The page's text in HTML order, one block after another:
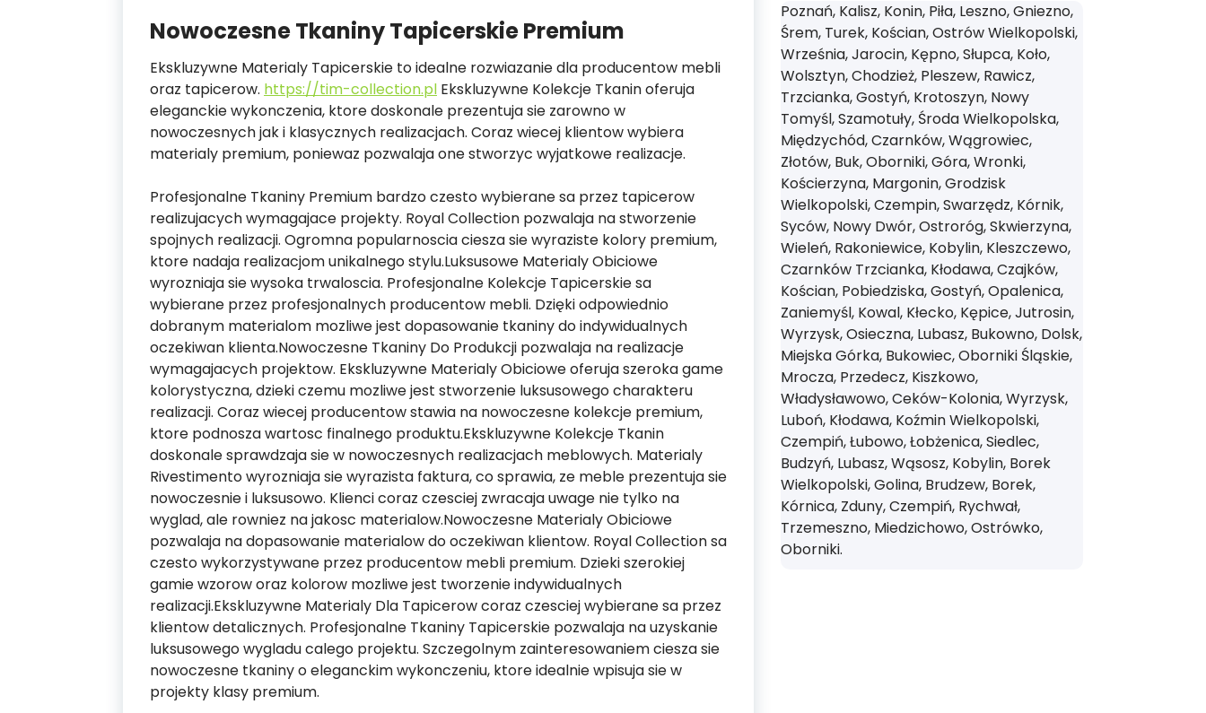
Nowoczesne Tkaniny Tapicerskie Premium
Ekskluzywne Materialy Tapicerskie to idealne rozwiazanie dla producentow mebli
oraz tapicerow. https://tim-collection.pl Ekskluzywne Kolekcje Tkanin oferuja
eleganckie wykonczenia, ktore doskonale prezentuja sie zarowno w
nowoczesnych jak i klasycznych realizacjach. Coraz wiecej klientow wybiera
materialy premium, poniewaz pozwalaja one stworzyc wyjatkowe realizacje.
Profesjonalne Tkaniny Premium bardzo czesto wybierane sa przez tapicerow
realizujacych wymagajace projekty. Royal Collection pozwalaja na stworzenie
spojnych realizacji. Ogromna popularnoscia ciesza sie wyraziste kolory premium,
ktore nadaja realizacjom unikalnego stylu.Luksusowe Materialy Obiciowe
wyrozniaja sie wysoka trwaloscia. Profesjonalne Kolekcje Tapicerskie sa
wybierane przez profesjonalnych producentow mebli. Dzięki odpowiednio
dobranym materialom mozliwe jest dopasowanie tkaniny do indywidualnych
oczekiwan klienta.Nowoczesne Tkaniny Do Produkcji pozwalaja na realizacje
wymagajacych projektow. Ekskluzywne Materialy Obiciowe oferuja szeroka game
kolorystyczna, dzieki czemu mozliwe jest stworzenie luksusowego charakteru
realizacji. Coraz wiecej producentow stawia na nowoczesne kolekcje premium,
ktore podnosza wartosc finalnego produktu.Ekskluzywne Kolekcje Tkanin
doskonale sprawdzaja sie w nowoczesnych realizacjach meblowych. Materialy
Rivestimento wyrozniaja sie wyrazista faktura, co sprawia, ze meble prezentuja sie
nowoczesnie i luksusowo. Klienci coraz czesciej zwracaja uwage nie tylko na
wyglad, ale rowniez na jakosc materialow.Nowoczesne Materialy Obiciowe
pozwalaja na dopasowanie materialow do oczekiwan klientow. Royal Collection sa
czesto wykorzystywane przez producentow mebli premium. Dzieki szerokiej
gamie wzorow oraz kolorow mozliwe jest tworzenie indywidualnych
realizacji.Ekskluzywne Materialy Dla Tapicerow coraz czesciej wybierane sa przez
klientow detalicznych. Profesjonalne Tkaniny Tapicerskie pozwalaja na uzyskanie
luksusowego wygladu calego projektu. Szczegolnym zainteresowaniem ciesza sie
nowoczesne tkaniny o eleganckim wykonczeniu, ktore idealnie wpisuja sie w
projekty klasy premium.
Poznań, Kalisz, Konin, Piła, Leszno, Gniezno,
Śrem, Turek, Kościan, Ostrów Wielkopolski,
Września, Jarocin, Kępno, Słupca, Koło,
Wolsztyn, Chodzież, Pleszew, Rawicz,
Trzcianka, Gostyń, Krotoszyn, Nowy
Tomyśl, Szamotuły, Środa Wielkopolska,
Międzychód, Czarnków, Wągrowiec,
Złotów, Buk, Oborniki, Góra, Wronki,
Kościerzyna, Margonin, Grodzisk
Wielkopolski, Czempin, Swarzędz, Kórnik,
Syców, Nowy Dwór, Ostroróg, Skwierzyna,
Wieleń, Rakoniewice, Kobylin, Kleszczewo,
Czarnków Trzcianka, Kłodawa, Czajków,
Kościan, Pobiedziska, Gostyń, Opalenica,
Zaniemyśl, Kowal, Kłecko, Kępice, Jutrosin,
Wyrzysk, Osieczna, Lubasz, Bukowno, Dolsk,
Miejska Górka, Bukowiec, Oborniki Śląskie,
Mrocza, Przedecz, Kiszkowo,
Władysławowo, Ceków-Kolonia, Wyrzysk,
Luboń, Kłodawa, Koźmin Wielkopolski,
Czempiń, Łubowo, Łobżenica, Siedlec,
Budzyń, Lubasz, Wąsosz, Kobylin, Borek
Wielkopolski, Golina, Brudzew, Borek,
Kórnica, Zduny, Czempiń, Rychwał,
Trzemeszno, Miedzichowo, Ostrówko,
Oborniki.